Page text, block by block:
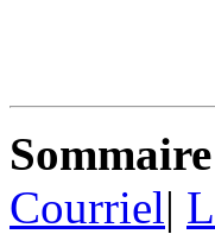
Courriel|